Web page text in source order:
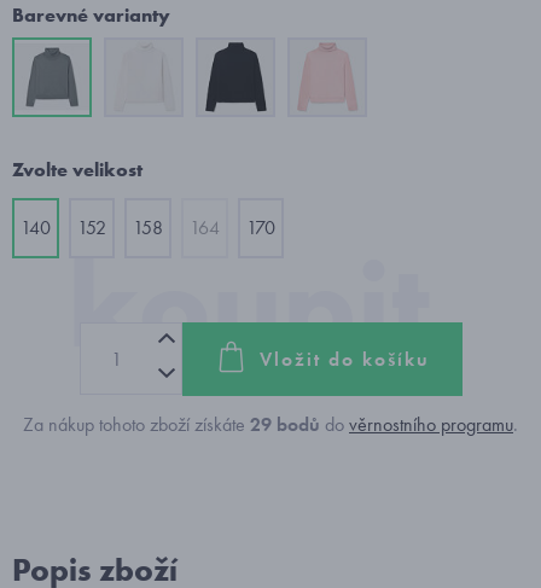
Barevné varianty
Zvolte velikost
140 152 158 164 170
Vložit do košíku
Za nákup tohoto zboží získáte 29 bodů dověrnostního programu.
Popis zboží